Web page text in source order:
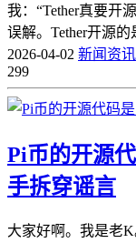
我：“Tether真要开
误解。Tether开源
2026-04-02 新闻资讯
299
Pi币的开源
手拆穿谣言
大家好啊。我是老